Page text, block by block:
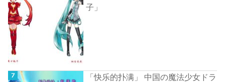
子」
「快乐的扑满」 中国の魔法少女ドラ